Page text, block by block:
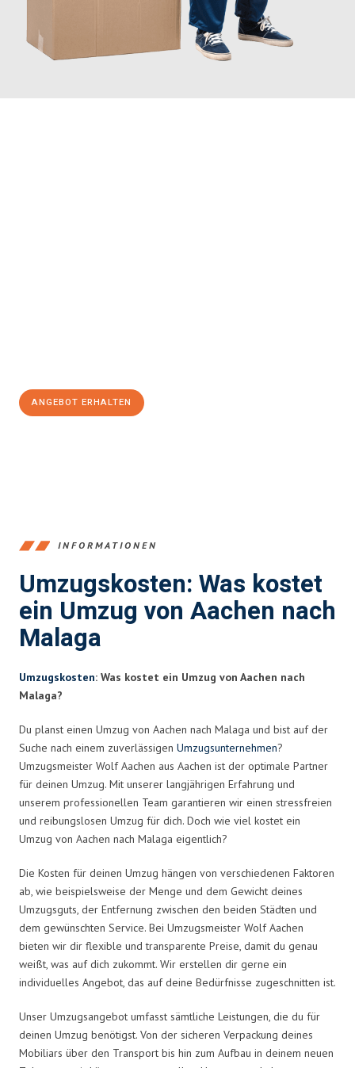
ANGEBOT ERHALTEN
INFORMATIONEN
Umzugskosten: Was kostet
ein Umzug von Aachen nach
Malaga
Umzugskosten: Was kostet ein Umzug von Aachen nach
Malaga?
Du planst einen Umzug von Aachen nach Malaga und bist auf der
Suche nach einem zuverlässigen Umzugsunternehmen?
Umzugsmeister Wolf Aachen aus Aachen ist der optimale Partner
für deinen Umzug. Mit unserer langjährigen Erfahrung und
unserem professionellen Team garantieren wir einen stressfreien
und reibungslosen Umzug für dich. Doch wie viel kostet ein
Umzug von Aachen nach Malaga eigentlich?
Die Kosten für deinen Umzug hängen von verschiedenen Faktoren
ab, wie beispielsweise der Menge und dem Gewicht deines
Umzugsguts, der Entfernung zwischen den beiden Städten und
dem gewünschten Service. Bei Umzugsmeister Wolf Aachen
bieten wir dir flexible und transparente Preise, damit du genau
weißt, was auf dich zukommt. Wir erstellen dir gerne ein
individuelles Angebot, das auf deine Bedürfnisse zugeschnitten ist.
Unser Umzugsangebot umfasst sämtliche Leistungen, die du für
deinen Umzug benötigst. Von der sicheren Verpackung deines
Mobiliars über den Transport bis hin zum Aufbau in deinem neuen